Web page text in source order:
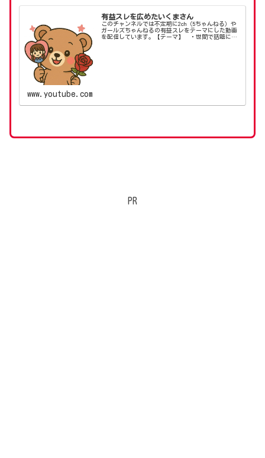
有益スレを広めたいくまさん
このチャンネルでは不定期に2ch（5ちゃんねる）や
ガールズちゃんねるの有益スレをテーマにした動画
を配信しています。【テーマ】 ・世間で話題にな
www.youtube.com
PR